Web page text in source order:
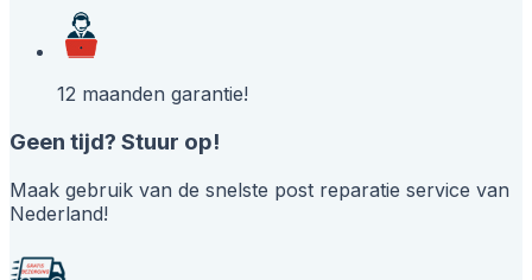
12 maanden garantie!
Geen tijd? Stuur op!
Maak gebruik van de snelste post reparatie service van
Nederland!